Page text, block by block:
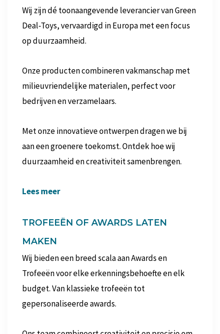
Wij zijn dé toonaangevende leverancier van Green
Deal-Toys, vervaardigd in Europa met een focus
op duurzaamheid.
Onze producten combineren vakmanschap met
milieuvriendelijke materialen, perfect voor
bedrijven en verzamelaars.
Met onze innovatieve ontwerpen dragen we bij
aan een groenere toekomst. Ontdek hoe wij
duurzaamheid en creativiteit samenbrengen.
Lees meer
TROFEEËN OF AWARDS LATEN
MAKEN
Wij bieden een breed scala aan Awards en
Trofeeën voor elke erkenningsbehoefte en elk
budget. Van klassieke trofeeën tot
gepersonaliseerde awards.